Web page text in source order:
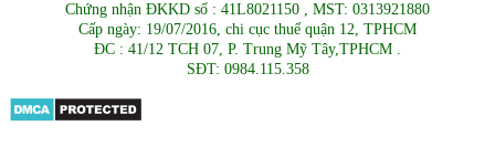
Chứng nhận ĐKKD số : 41L8021150 , MST: 0313921880
Cấp ngày: 19/07/2016, chi cục thuế quận 12, TPHCM
ĐC : 41/12 TCH 07, P. Trung Mỹ Tây,TPHCM .
SĐT: 0984.115.358